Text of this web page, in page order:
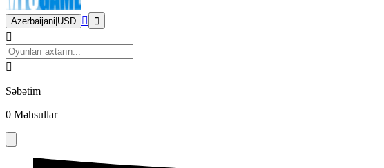
Azerbaijani USD
Səbətim
0 Məhsullar